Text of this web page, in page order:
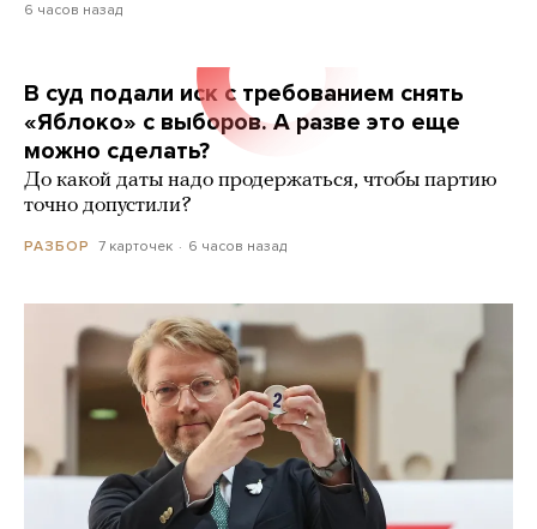
6 часов назад
В суд подали иск с требованием снять
«Яблоко» с выборов. А разве это еще
можно сделать?
До какой даты надо продержаться, чтобы партию
точно допустили?
РАЗБОР 7 карточек 6 часов назад